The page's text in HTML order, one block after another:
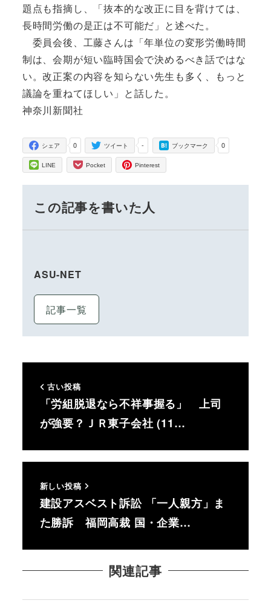
題点も指摘し、「抜本的な改正に目を背けては、
長時間労働の是正は不可能だ」と述べた。
委員会後、工藤さんは「年単位の変形労働時間
制は、会期が短い臨時国会で決めるべき話ではな
い。改正案の内容を知らない先生も多く、もっと
議論を重ねてほしい」と話した。
神奈川新聞社
0
シェア -
ツイート 0
ブックマーク
LINE Pocket Pinterest
この記事を書いた人
ASU-NET
記事一覧
古い投稿
「労組脱退なら不祥事握る」 上司
が強要？ＪＲ東子会社 (11…
新しい投稿
建設アスベスト訴訟 「一人親方」ま
た勝訴 福岡高裁 国・企業…
関連記事